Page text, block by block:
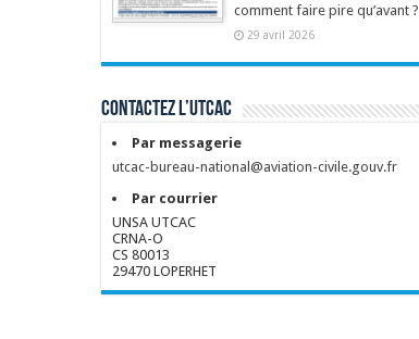
comment faire pire qu’avant ?
29 avril 2026
Contactez l’UTCAC
Par messagerie
utcac-bureau-national@aviation-civile.gouv.fr
Par courrier
UNSA UTCAC
CRNA-O
CS 80013
29470 LOPERHET